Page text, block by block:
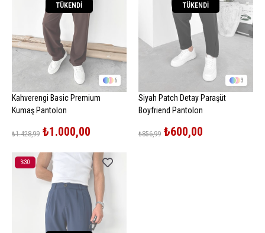
6
TÜKENDI
Kahverengi Basic Premium
Kumaş Pantolon
₺1.000,00
₺1.428,99
3
TÜKENDI
Siyah Patch Detay Paraşüt
Boyfriend Pantolon
₺600,00
₺856,99
%30